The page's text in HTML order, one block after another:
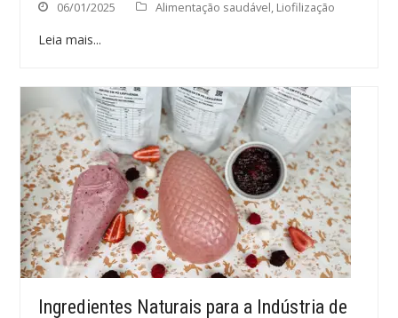
06/01/2025 Alimentação saudável, Liofilização
Leia mais...
Ingredientes Naturais para a Indústria de